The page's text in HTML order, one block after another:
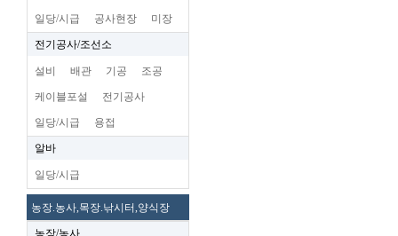
일당/시급 공사현장 미장
전기공사/조선소
설비 배관 기공 조공
케이블포설 전기공사
일당/시급 용접
알바
일당/시급
농장.농사,목장.낚시터,양식장
농장/농사